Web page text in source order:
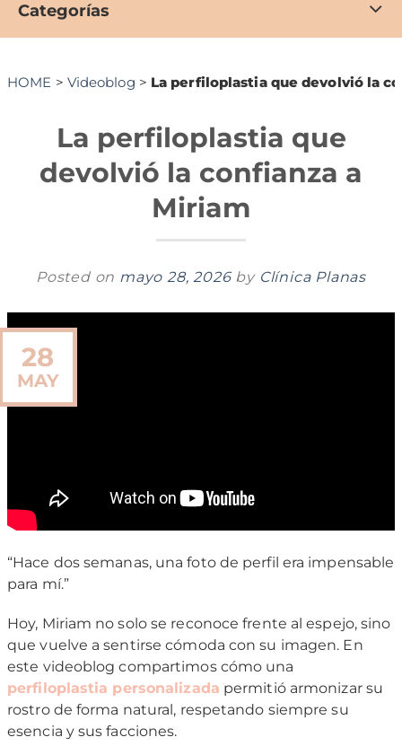
Categorías
HOME > Videoblog > La perfiloplastia que devolvió la
La perfiloplastia que
devolvió la confianza a
Miriam
Posted on mayo 28, 2026 by Clínica Planas
28
MAY
“Hace dos semanas, una foto de perfil era impensable
para mí.”
Hoy, Miriam no solo se reconoce frente al espejo, sino
que vuelve a sentirse cómoda con su imagen. En
este videoblog compartimos cómo una
perfiloplastia personalizada permitió armonizar su
rostro de forma natural, respetando siempre su
esencia y sus facciones.